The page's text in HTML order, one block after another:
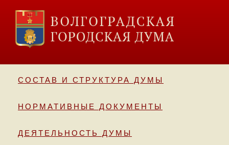
СОСТАВ И СТРУКТУРА ДУМЫ
НОРМАТИВНЫЕ ДОКУМЕНТЫ
ДЕЯТЕЛЬНОСТЬ ДУМЫ